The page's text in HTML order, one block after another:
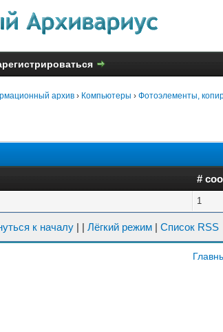
архив › Компьютеры › Фотоэлементы,
#
1
к началу | | Лёгкий режим | Список RSS